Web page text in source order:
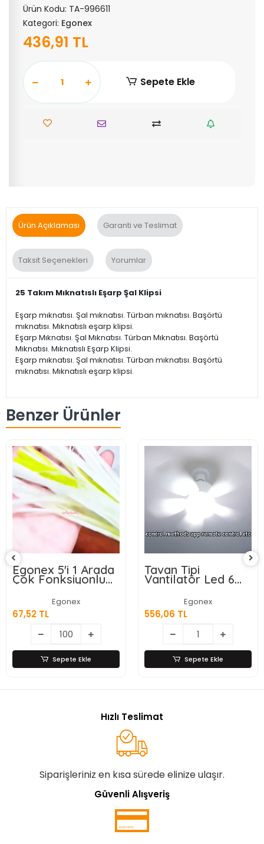
Ürün Kodu: TA-996611
Kategori: Egonex
436,91 TL
Sepete Ekle
Ürün Açıklaması Garanti ve Teslimat
Taksit Seçenekleri Yorumlar
25 Takım Mıknatıslı Eşarp Şal Klipsi
Eşarp mıknatısı. Şal mıknatısı. Türban mıknatısı. Başörtü
mıknatısı. Mıknatıslı eşarp klipsi.
Eşarp Mıknatısı. Şal Mıknatısı. Türban Mıknatısı. Başörtü
Mıknatısı. Mıknatıslı Eşarp Klipsi.
Eşarp mıknatısı. Şal mıknatısı. Türban mıknatısı. Başörtü
mıknatısı. Mıknatıslı eşarp klipsi.
Benzer Ürünler
Egonex 5'i 1 Arada
Çok Fonksiyonlu
Meyve Sebze
Soyacağı, Jülyen
Dilimleyici ve Şişe
Açacağı – Ahşap
Saplı Paslanmaz
Çelik
Egonex
67,52 TL
Sepete Ekle
Tavan Tipi
Vantilatör Led 6
Kanatlı
Egonex
556,06 TL
Sepete Ekle
Hızlı Teslimat
Siparişleriniz en kısa sürede elinize ulaşır.
Güvenli Alışveriş